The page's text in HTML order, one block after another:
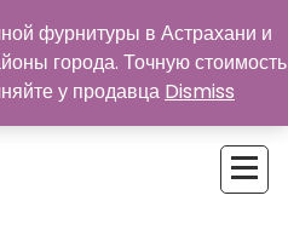
фурнитуры в Астрахани и
города. Точную стоимость
у продавца Dismiss